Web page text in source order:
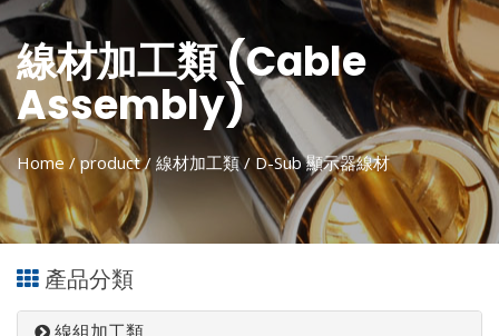
線材加工類 (Cable
Assembly)
Home / product / 線材加工類/ D-Sub 顯示器線材
產品分類